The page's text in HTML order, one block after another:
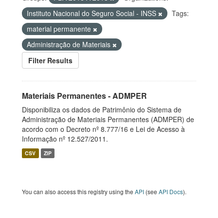
Instituto Nacional do Seguro Social - INSS
Tags:
material permanente
Administração de Materiais
Filter Results
Materiais Permanentes - ADMPER
Disponibiliza os dados de Patrimônio do Sistema de
Administração de Materiais Permanentes (ADMPER) de
acordo com o Decreto nº 8.777/16 e Lei de Acesso à
Informação nº 12.527/2011.
CSV ZIP
You can also access this registry using the API (see API Docs).